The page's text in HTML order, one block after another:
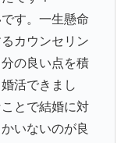
す。一生懸命
カウンセリン
の良い点を積
活できまし
とで結婚に対
いないのが良